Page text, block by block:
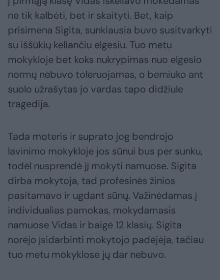
ne tik kalbėti, bet ir skaityti. Bet, kaip
prisimena Sigita, sunkiausia buvo susitvarkyti
su iššūkių keliančiu elgesiu. Tuo metu
mokykloje bet koks nukrypimas nuo elgesio
normų nebuvo toleruojamas, o berniuko ant
suolo užrašytas jo vardas tapo didžiule
tragedija.
Tada moteris ir suprato jog bendrojo
lavinimo mokykloje jos sūnui bus per sunku,
todėl nusprendė jį mokyti namuose. Sigita
dirba mokytoja, tad profesinės žinios
pasitarnavo ir ugdant sūnų. Važinėdamas į
individualias pamokas, mokydamasis
namuose Vidas ir baigė 12 klasių. Sigita
norėjo įsidarbinti mokytojo padėjėja, tačiau
tuo metu mokyklose jų dar nebuvo.